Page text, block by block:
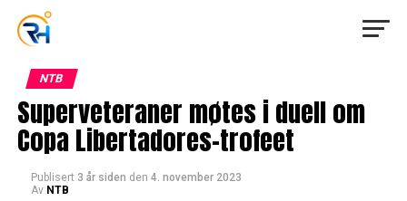
NTB
Superveteraner møtes i duell om
Copa Libertadores-trofeet
Publisert 3 år siden den 4. november 2023
Av NTB